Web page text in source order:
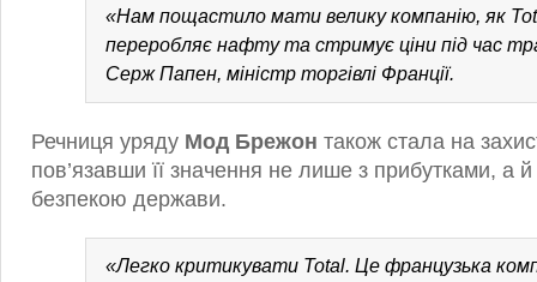
«Нам пощастило мати велику компанію, як
переробляє нафту та стримує ціни під час
Серж Папен, міністр торгівлі Франції.
Речниця уряду Мод Брежон також стала на
пов’язавши її значення не лише з прибутками, а
безпекою держави.
«Легко критикувати Total. Це французька